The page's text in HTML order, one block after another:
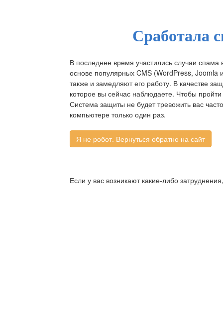
Сработала
В последнее время участились случаи
основе популярных CMS (WordPress, Joomla
также и замедляют его работу. В качестве
которое вы сейчас наблюдаете. Чтобы
Система защиты не будет тревожить вас
компьютере только один раз.
Если у вас возникают какие-либо